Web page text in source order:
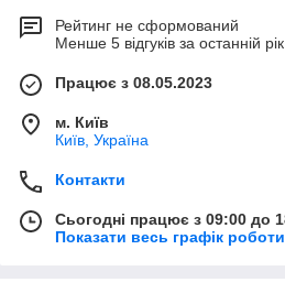
Рейтинг не сформований
Менше 5 відгуків за останній рік
Працює з 08.05.2023
м. Київ
Київ, Україна
Контакти
Сьогодні працює з 09:00 до
Показати весь графік роботи